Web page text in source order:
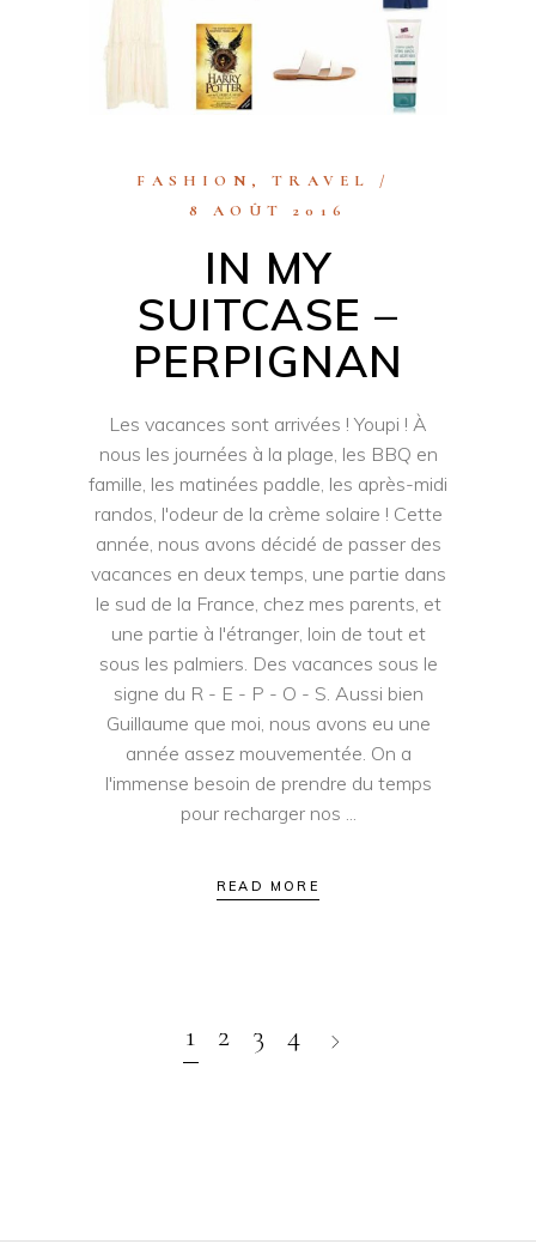
FASHION ,TRAVEL
8 AOÛT 2016
IN MY
SUITCASE –
PERPIGNAN
Les vacances sont arrivées ! Youpi ! À
nous les journées à la plage, les BBQ en
famille, les matinées paddle, les après-midi
randos, l'odeur de la crème solaire ! Cette
année, nous avons décidé de passer des
vacances en deux temps, une partie dans
le sud de la France, chez mes parents, et
une partie à l'étranger, loin de tout et
sous les palmiers. Des vacances sous le
signe du R - E - P - O - S. Aussi bien
Guillaume que moi, nous avons eu une
année assez mouvementée. On a
l'immense besoin de prendre du temps
pour recharger nos
READ MORE
1 2 3 4